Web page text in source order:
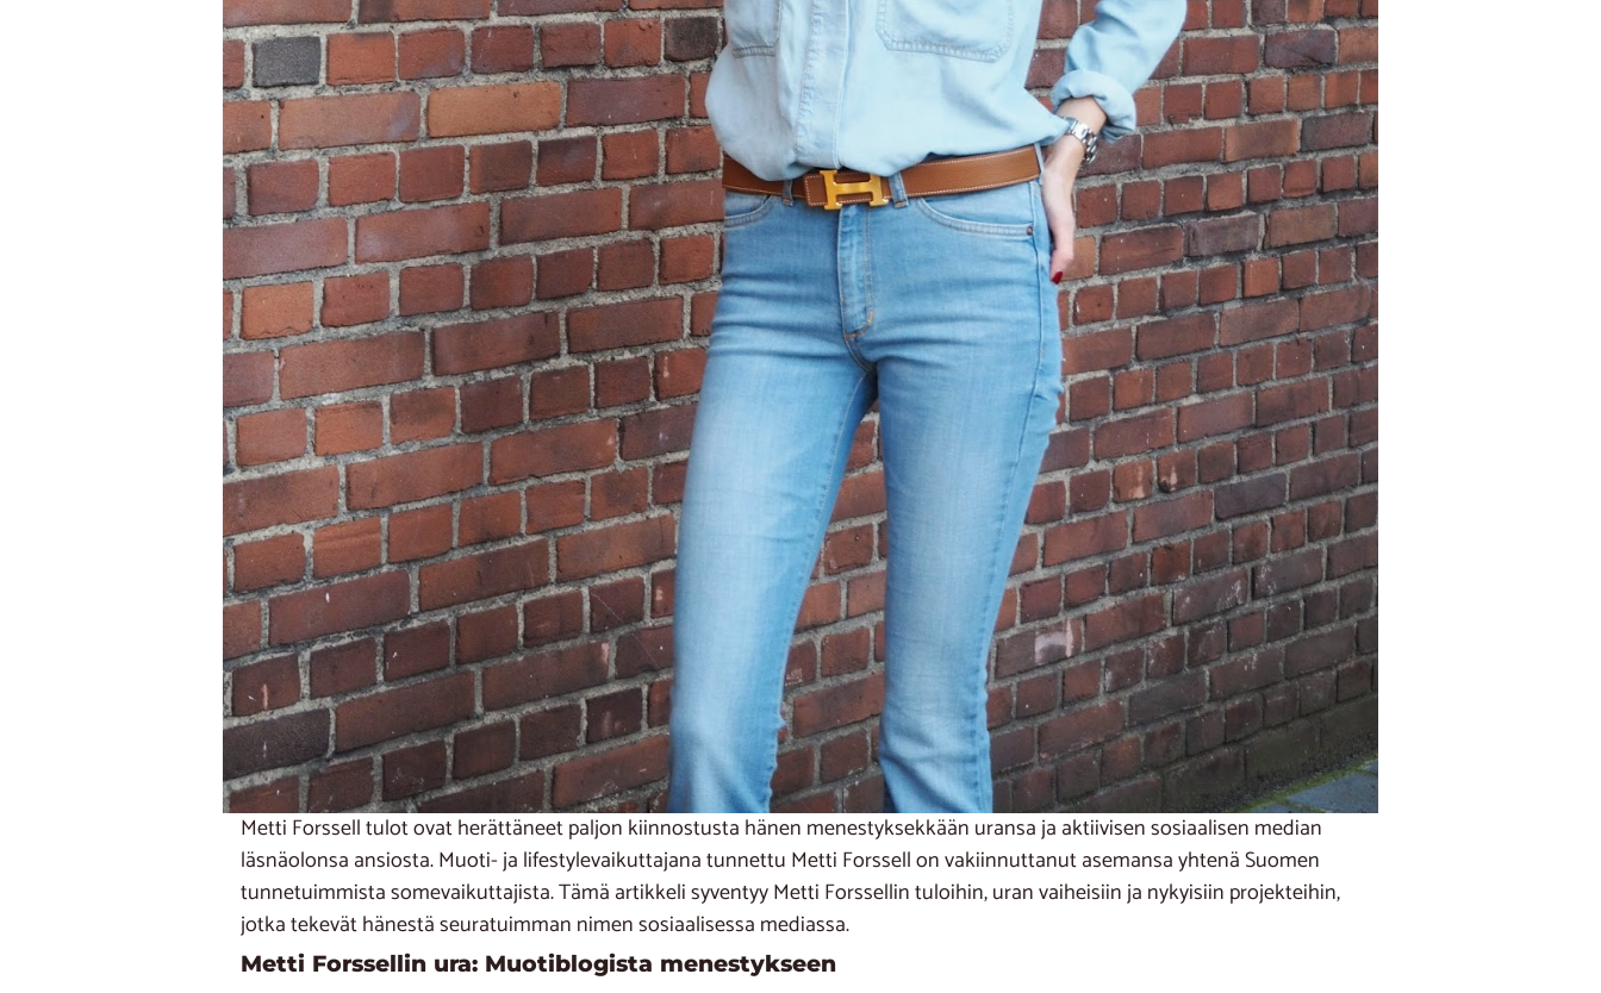
Metti Forssell tulot ovat herättäneet paljon kiinnostusta hänen menestyksekkään uransa ja aktiivisen sosiaalisen median
läsnäolonsa ansiosta. Muoti- ja lifestylevaikuttajana tunnettu Metti Forssell on vakiinnuttanut asemansa yhtenä Suomen
tunnetuimmista somevaikuttajista. Tämä artikkeli syventyy Metti Forssellin tuloihin, uran vaiheisiin ja nykyisiin projekteihin,
jotka tekevät hänestä seuratuimman nimen sosiaalisessa mediassa.
Metti Forssellin ura: Muotiblogista menestykseen